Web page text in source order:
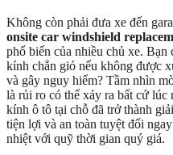
Không còn phải đưa xe đến
onsite car windshield
phổ biến của nhiều chủ xe.
kính chắn gió nếu không được
và gây nguy hiểm? Tầm nhìn
là rủi ro có thể xảy ra bất cứ
kính ô tô tại chỗ đã trở thành
tiện lợi và an toàn tuyệt đối
nhiệt với quỹ thời gian quý giá.